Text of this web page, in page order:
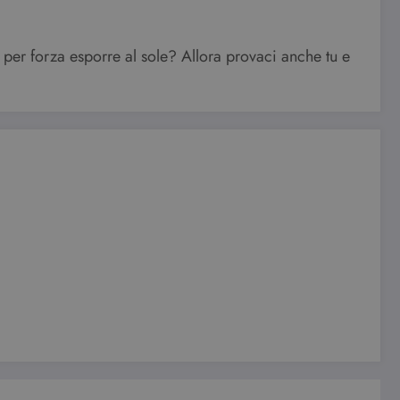
forza esporre al sole? Allora provaci anche tu e
preferenze dell'utente
se il visitatore del